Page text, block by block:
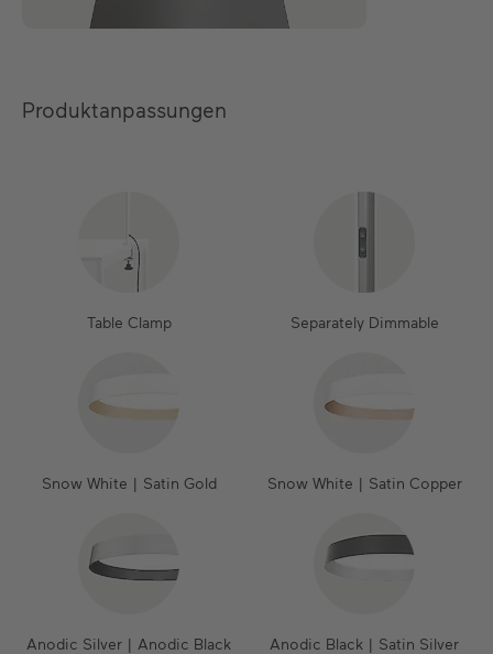
Produktanpassungen
Table Clamp Separately Dimmable
Snow White | Satin Gold Snow White | Satin Copper
Anodic Silver | Anodic Black Anodic Black | Satin Silver